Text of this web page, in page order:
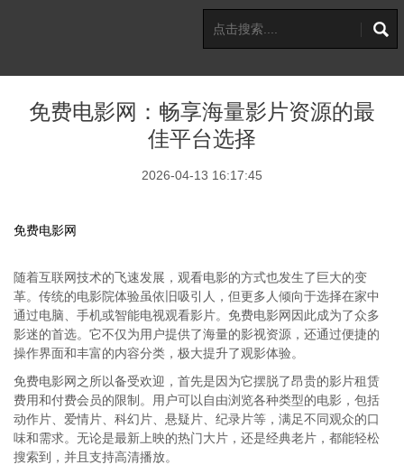
免费电影网：畅享海量影片资源的最
佳平台选择
2026-04-13 16:17:45
免费电影网
随着互联网技术的飞速发展，观看电影的方式也发生了巨大的变
革。传统的电影院体验虽依旧吸引人，但更多人倾向于选择在家中
通过电脑、手机或智能电视观看影片。免费电影网因此成为了众多
影迷的首选。它不仅为用户提供了海量的影视资源，还通过便捷的
操作界面和丰富的内容分类，极大提升了观影体验。
免费电影网之所以备受欢迎，首先是因为它摆脱了昂贵的影片租赁
费用和付费会员的限制。用户可以自由浏览各种类型的电影，包括
动作片、爱情片、科幻片、悬疑片、纪录片等，满足不同观众的口
味和需求。无论是最新上映的热门大片，还是经典老片，都能轻松
搜索到，并且支持高清播放。